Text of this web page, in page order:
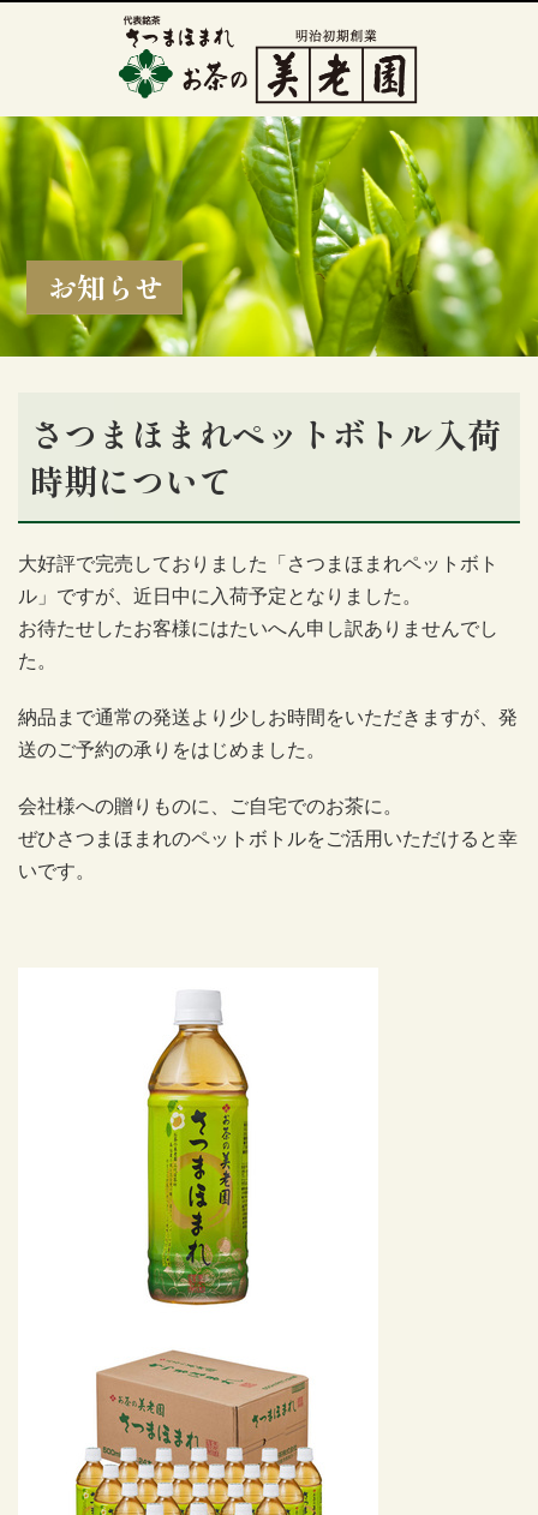
お知らせ
さつまほまれペットボトル入荷
時期について
大好評で完売しておりました「さつまほまれペットボト
ル」ですが、近日中に入荷予定となりました。
お待たせしたお客様にはたいへん申し訳ありませんでし
た。
納品まで通常の発送より少しお時間をいただきますが、発
送のご予約の承りをはじめました。
会社様への贈りものに、ご自宅でのお茶に。
ぜひさつまほまれのペットボトルをご活用いただけると幸
いです。